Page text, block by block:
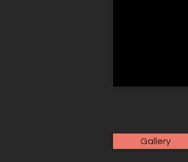
Gallery